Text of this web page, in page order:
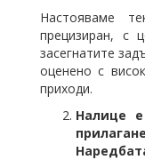
Настояваме
прецизиран, с
засегнатите
оценено с
приходи.
Налице